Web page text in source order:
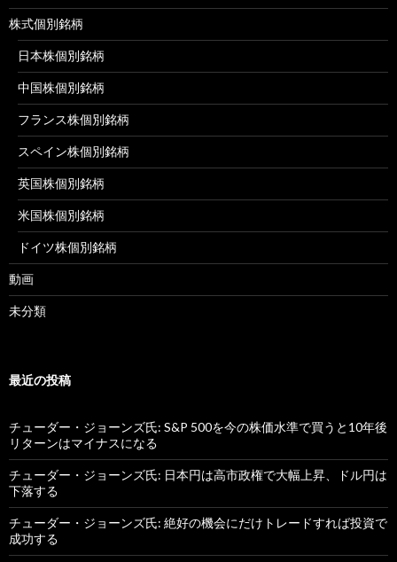
株式個別銘柄
日本株個別銘柄
中国株個別銘柄
フランス株個別銘柄
スペイン株個別銘柄
英国株個別銘柄
米国株個別銘柄
ドイツ株個別銘柄
動画
未分類
最近の投稿
チューダー・ジョーンズ氏: S&P 500を今の株価水準で買うと10年後
リターンはマイナスになる
チューダー・ジョーンズ氏: 日本円は高市政権で大幅上昇、ドル円は
下落する
チューダー・ジョーンズ氏: 絶好の機会にだけトレードすれば投資で
成功する